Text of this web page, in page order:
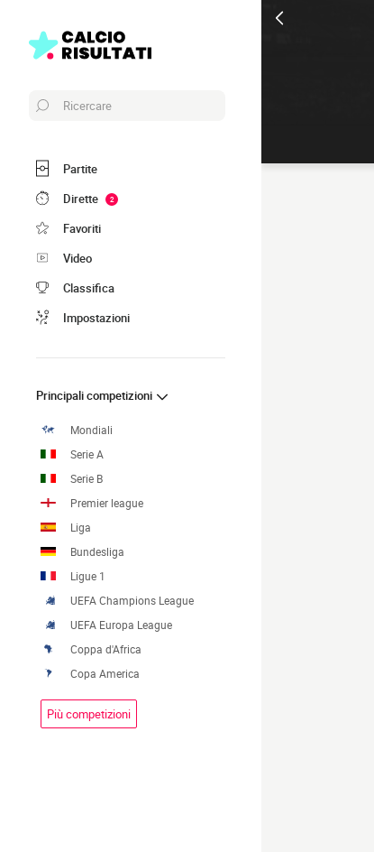
Ricercare
Partite
Dirette
2
Favoriti
Video
Classifica
Impostazioni
Principali competizioni
Mondiali
Serie A
Serie B
Premier league
Liga
Bundesliga
Ligue 1
UEFA Champions League
UEFA Europa League
Coppa d'Africa
Copa America
Più competizioni